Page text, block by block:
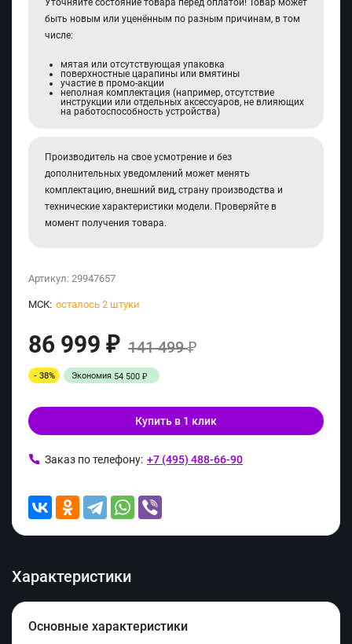
Уточняйте состояние товара перед оплатой! Товар может
быть новым или уценённым по разным причинам, в том
числе:
мятая или отсутствующая упаковка
поверхностные царапины или вмятины
участие в промо-акции
неполная комплектация (например, отсутствие
инструкции или отдельных аксессуаров, не влияющих
на работоспособность устройства)
Производитель на свое усмотрение и без
дополнительных уведомлений может менять
комплектацию, внешний вид, страну производства и
технические характеристики модели. Проверяйте в
момент получения товара.
Артикул: 29947657
МСК: осталось 2 штуки
86 999 ₽ 141 499₽
- 38% Экономия 54 500 ₽
Купить в 1 клик
Заказ по телефону: +7 (495) 488-66-90
Характеристики
Основные характеристики